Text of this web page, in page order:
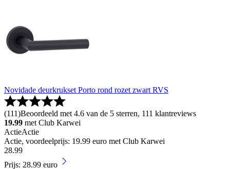
Novidade deurkrukset Porto rond rozet zwart RVS
(111)Beoordeeld met 4.6 van de 5 sterren, 111 klantreviews
19.99 met Club Karwei
ActieActie
Actie, voordeelprijs: 19.99 euro met Club Karwei
28.99
Prijs: 28.99 euro